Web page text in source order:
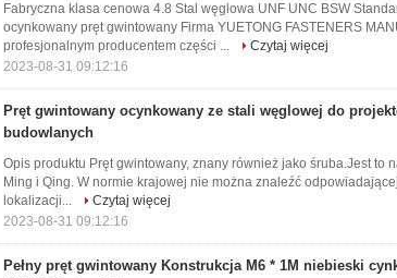
Fabryczna klasa cenowa 4.8 Stal węglowa UNF UNC BSW
ocynkowany pręt gwintowany Firma YUETONG FASTENERS
profesjonalnym producentem części ...
Czytaj więcej
2023-08-31 09:12:16
Pręt gwintowany ocynkowany ze stali węglowej do
budowlanych
Opis produktu Pręt gwintowany, znany również jako śruba.Jest to
Ming i Qing. W normie krajowej nie można znaleźć
lokalizacji...
Czytaj więcej
2023-08-31 09:12:16
Pełny pręt gwintowany Konstrukcja M6 * 1M niebieski